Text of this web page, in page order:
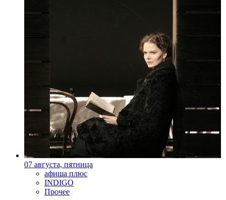
07 августа, пятница
афиша плюс
INDIGO
Прочее